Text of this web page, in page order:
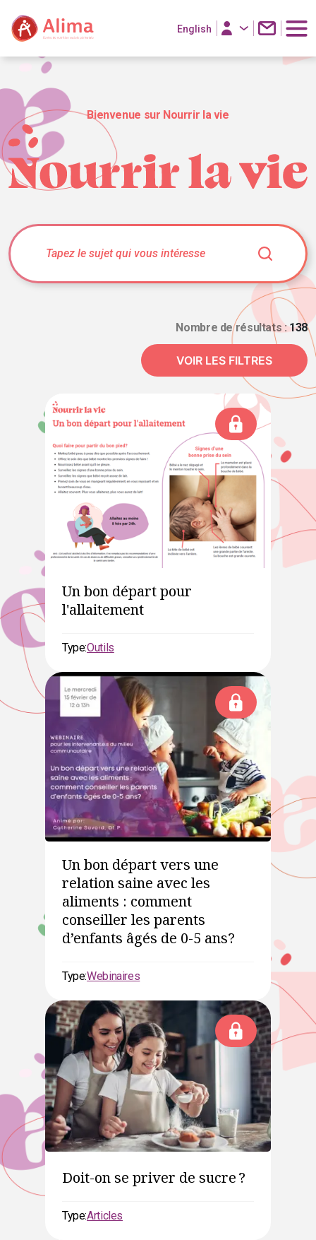
English
Bienvenue sur Nourrir la vie
Nombre de résultats :138
VOIR LES FILTRES
Un bon départ pour
l'allaitement
Type:Outils
Un bon départ vers une
relation saine avec les
aliments : comment
conseiller les parents
d’enfants âgés de 0-5 ans?
Type:Webinaires
Doit-on se priver de sucre ?
Type:Articles